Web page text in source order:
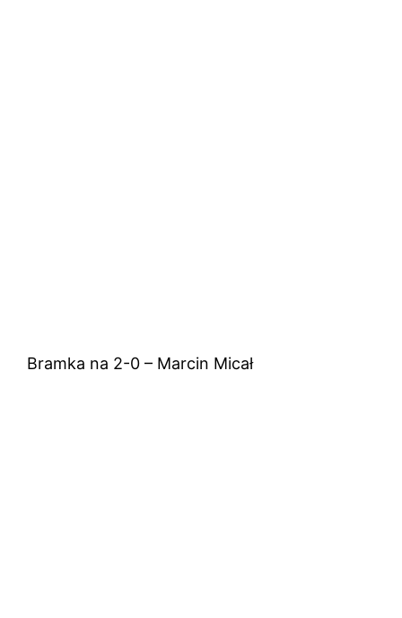
Bramka na 2-0 – Marcin Micał